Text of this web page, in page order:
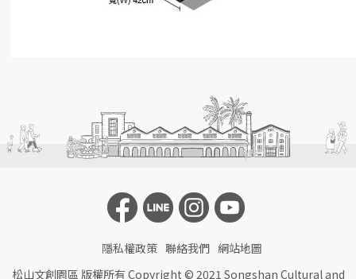
隱私權政策 聯絡我們 網站地圖
松山文創園區 版權所有 Copyright © 2021 Songshan Cultural and